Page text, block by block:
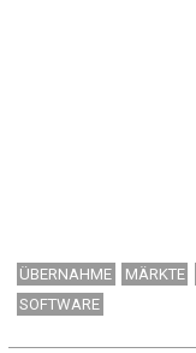
ÜBERNAHME MÄRKTE
SOFTWARE